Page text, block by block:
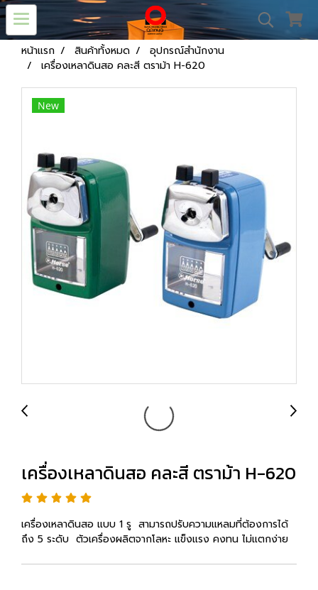
หน้าแรก สินค้าทั้งหมด
อุปกรณ์สำนักงาน
เครื่องเหลาดินสอ คละสี ตราม้า H-620
New
เครื่องเหลาดินสอ คละสี ตราม้า H-620
เครื่องเหลาดินสอ แบบ 1 รู สามารถปรับความแหลมที่ต้องการได้
ถึง 5 ระดับ ตัวเครื่องผลิตจากโลหะ แข็งแรง คงทน ไม่แตกง่าย